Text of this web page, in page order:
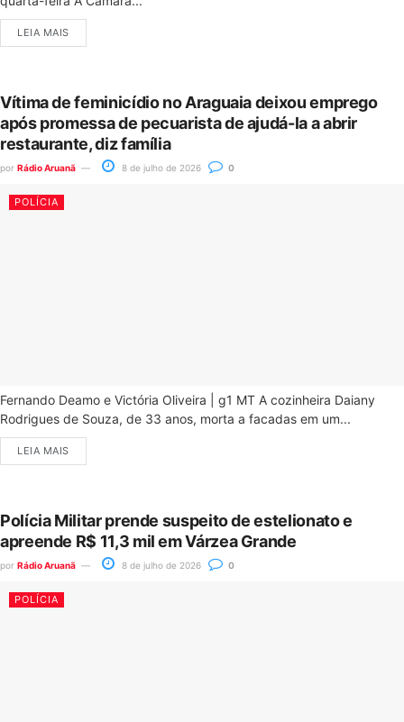
LEIA MAIS
Vítima de feminicídio no Araguaia deixou emprego
após promessa de pecuarista de ajudá-la a abrir
restaurante, diz família
por Rádio Aruanã 8 de julho de 2026 0
POLÍCIA
Fernando Deamo e Victória Oliveira | g1 MT A cozinheira Daiany
Rodrigues de Souza, de 33 anos, morta a facadas em um...
LEIA MAIS
Polícia Militar prende suspeito de estelionato e
apreende R$ 11,3 mil em Várzea Grande
por Rádio Aruanã 8 de julho de 2026 0
POLÍCIA